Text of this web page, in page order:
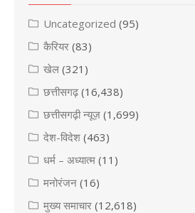
Uncategorized (95)
कैरियर (83)
खेल (321)
छत्तीसगढ़(16,438)
छत्तीसगढ़ी न्यूज़ (1,699)
देश-विदेश (463)
धर्म – अध्यात्म (11)
मनोरंजन (16)
मुख्य समाचार (12,618)